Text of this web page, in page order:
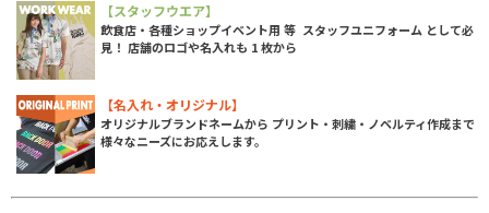
【スタッフウエア】
飲食店・各種ショップイベント用 等 スタッフユニフォーム として必
見！ 店舗のロゴや名入れも 1 枚から
【名入れ・オリジナル】
オリジナルブランドネームから プリント・刺繍・ノベルティ作成まで
様々なニーズにお応えします。